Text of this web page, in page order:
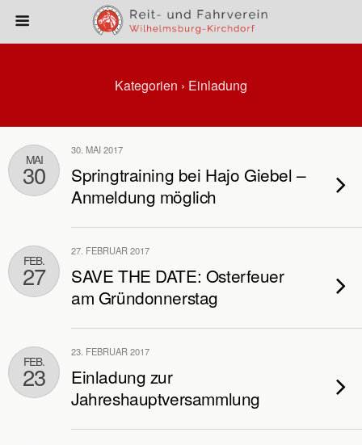
Kategorien › Einladung
MAI
30
30. MAI 2017
Springtraining bei Hajo Giebel –
Anmeldung möglich
FEB.
27
27. FEBRUAR 2017
SAVE THE DATE: Osterfeuer
am Gründonnerstag
FEB.
23
23. FEBRUAR 2017
Einladung zur
Jahreshauptversammlung